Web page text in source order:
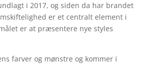
i 2017, og siden da har brandet
er et centralt element i
er at præsentere nye styles
farver og mønstre og kommer i